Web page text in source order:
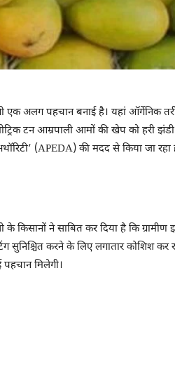
अलग पहचान बनाई है। यहां ऑर्गेनिक
टन आम्रपाली आमों की खेप को हरी
(APEDA) की मदद से किया जा रहा
किसानों ने साबित कर दिया है कि ग्रामीण
सुनिश्चित करने के लिए लगातार कोशिश
पहचान मिलेगी।